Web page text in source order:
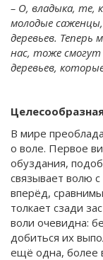
– О, владыка, те,
молодые
деревьев.
нас, тоже смогут
деревьев,
В мире
о воле. Первое
обуздания,
связывает волю
вперёд,
толкает сзади
воли очевидна:
добиться их
ещё одна, более